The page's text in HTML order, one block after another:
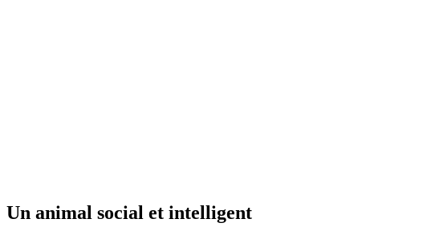
Un animal social et intelligent